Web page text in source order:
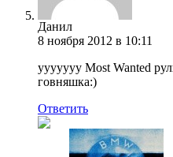
Данил
8 ноября 2012 в 10:11
ууууууу Most Wanted
говняшка:)
Ответить